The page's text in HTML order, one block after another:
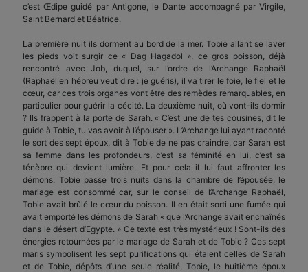
c’est Œdipe guidé par Antigone, le Dante accompagné par Virgile,
Saint Bernard et Béatrice.
La première nuit ils dorment au bord de la mer. Tobie allant se laver
les pieds voit surgir ce « Dag Hagadol », ce gros poisson, déjà
rencontré avec Job, duquel, sur l’ordre de l’Archange Raphaël
(Raphaël en hébreu veut dire : je guéris), il va tirer le foie, le fiel et le
cœur, car ces trois organes vont être des remèdes remarquables, en
particulier pour guérir la cécité. La deuxième nuit, où vont-ils dormir
? Ils frappent à la porte de Sarah. « C’est une de tes cousines, dit le
guide à Tobie, tu vas avoir à l’épouser ». L’Archange lui ayant raconté
le sort des sept époux, dit à Tobie de ne pas craindre, car Sarah est
sa femme dans les profondeurs, c’est sa féminité en lui, c’est sa
ténèbre qui devient lumière. Et pour cela il lui faut affronter les
démons. Tobie passe trois nuits dans la chambre de l’épousée, le
mariage est consommé car, sur le conseil de l’Archange Raphaël,
Tobie avait brûlé le cœur du poisson. Il en était sorti une fumée qui
avait emporté les démons de Sarah « que l’Archange avait enchaînés
dans le désert d’Egypte. » Ce texte est très mystérieux ! Sont-ils des
énergies retournées par le mariage de Sarah et de Tobie ? Ces sept
maris symbolisent les sept purifications qui étaient celles de Sarah
et de Tobie, dépôts d’une seule réalité, Tobie, le huitième époux